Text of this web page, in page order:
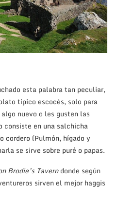
esta palabra tan peculiar,
típico escocés, solo para
nuevo o les gusten las
consiste en una salchicha
cordero (Pulmón, hígado y
se sirve sobre puré o papas.
Brodie’s Taverndonde según
sirven el mejor haggis